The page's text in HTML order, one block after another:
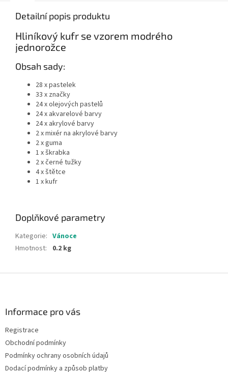
Detailní popis produktu
Hliníkový kufr se vzorem modrého
jednorožce
Obsah sady:
28 x pastelek
33 x značky
24 x olejových pastelů
24 x akvarelové barvy
24 x akrylové barvy
2 x mixér na akrylové barvy
2 x guma
1 x škrabka
2 x černé tužky
4 x štětce
1 x kufr
Doplňkové parametry
Kategorie: Vánoce
Hmotnost: 0.2 kg
Informace pro vás
Registrace
Obchodní podmínky
Podmínky ochrany osobních údajů
Dodací podmínky a způsob platby